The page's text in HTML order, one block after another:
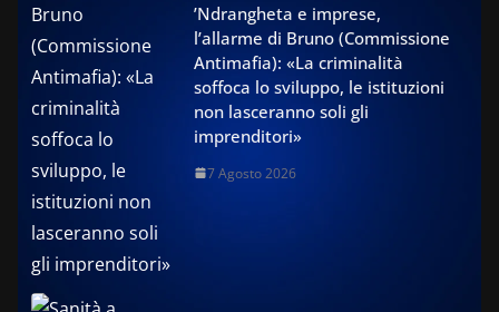
’Ndrangheta e imprese,
l’allarme di Bruno (Commissione
Antimafia): «La criminalità
soffoca lo sviluppo, le istituzioni
non lasceranno soli gli
imprenditori»
7 Agosto 2026